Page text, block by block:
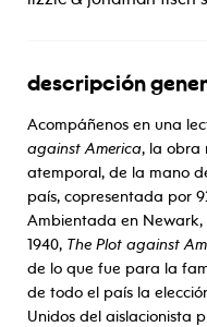
descripción
Acompáñenos en una
against America, la obra
atemporal, de la mano
país, copresentada por
Ambientada en Newark,
1940, The Plot against
de lo que fue para la
de todo el país la
Unidos del aislacionista